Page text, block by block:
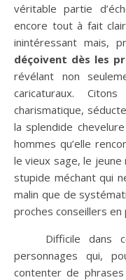
véritable partie
encore tout à fait
inintéressant mais,
déçoivent dès les
révélant non
caricaturaux.
charismatique,
la splendide
hommes qu’elle
le vieux sage, le
stupide méchant qui
malin que de
proches conseillers en
Difficile dans
personnages qui,
contenter de